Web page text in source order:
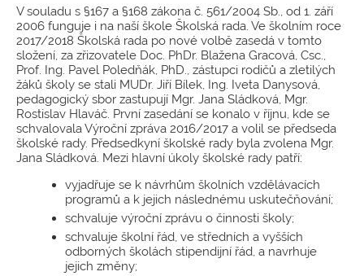
V souladu s §167 a §168 zákona č. 561/2004 Sb., od 1. září
2006 funguje i na naší škole Školská rada. Ve školním roce
2017/2018 Školská rada po nové volbě zasedá v tomto
složení, za zřizovatele Doc. PhDr. Blažena Gracová, Csc.,
Prof. Ing. Pavel Poledňák, PhD., zástupci rodičů a zletilých
žáků školy se stali MUDr. Jiří Bílek, Ing. Iveta Danysová,
pedagogický sbor zastupují Mgr. Jana Sládková, Mgr.
Rostislav Hlaváč. První zasedání se konalo v říjnu, kde se
schvalovala Výroční zpráva 2016/2017 a volil se předseda
školské rady. Předsedkyní školské rady byla zvolena Mgr.
Jana Sládková. Mezi hlavní úkoly školské rady patří:
vyjadřuje se k návrhům školních vzdělávacích
programů a k jejich následnému uskutečňování;
schvaluje výroční zprávu o činnosti školy;
schvaluje školní řád, ve středních a vyšších
odborných školách stipendijní řád, a navrhuje
jejich změny;